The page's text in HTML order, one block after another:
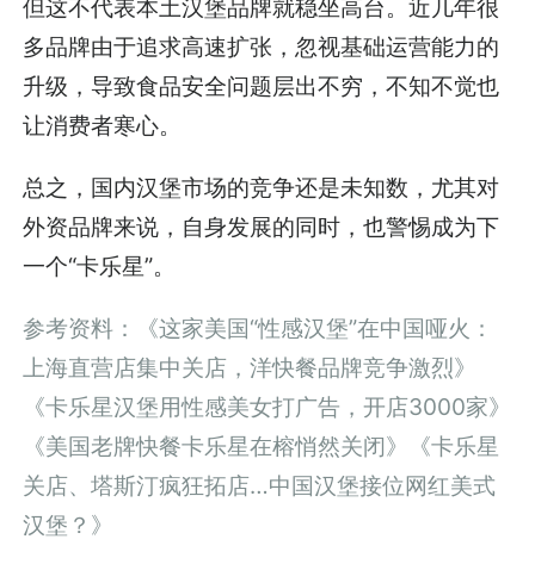
但这不代表本土汉堡品牌就稳坐高台。近几年很
多品牌由于追求高速扩张，忽视基础运营能力的
升级，导致食品安全问题层出不穷，不知不觉也
让消费者寒心。
总之，国内汉堡市场的竞争还是未知数，尤其对
外资品牌来说，自身发展的同时，也警惕成为下
一个“卡乐星”。
参考资料：《这家美国“性感汉堡”在中国哑火：
上海直营店集中关店，洋快餐品牌竞争激烈》
《卡乐星汉堡用性感美女打广告，开店3000家》
《美国老牌快餐卡乐星在榕悄然关闭》《卡乐星
关店、塔斯汀疯狂拓店…中国汉堡接位网红美式
汉堡？》